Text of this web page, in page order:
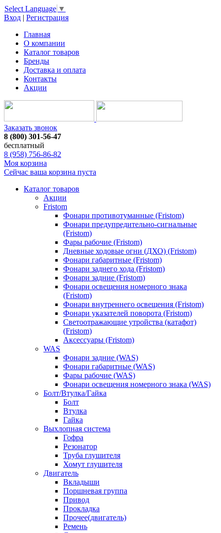
Select Language ▼
Вход | Регистрация
Главная
О компании
Каталог товаров
Бренды
Доставка и оплата
Контакты
Акции
Заказать звонок
8 (800) 301-56-47
бесплатный
8 (958) 756-86-82
Моя корзина
Сейчас ваша корзина пуста
Каталог товаров
Акции
Fristom
Фонари противотуманные (Fristom)
Фонари предупредительно-сигнальные
(Fristom)
Фары рабочие (Fristom)
Дневные ходовые огни (ДХО) (Fristom)
Фонари габаритные (Fristom)
Фонари заднего хода (Fristom)
Фонари задние (Fristom)
Фонари освещения номерного знака
(Fristom)
Фонари внутреннего освещения (Fristom)
Фонари указателей поворота (Fristom)
Светоотражающие утройства (катафот)
(Fristom)
Аксессуары (Fristom)
WAS
Фонари задние (WAS)
Фонари габаритные (WAS)
Фары рабочие (WAS)
Фонари освещения номерного знака (WAS)
Болт/Втулка/Гайка
Болт
Втулка
Гайка
Выхлопная система
Гофра
Резонатор
Труба глушителя
Хомут глушителя
Двигатель
Вкладыши
Поршневая группа
Привод
Прокладка
Прочее(двигатель)
Ремень